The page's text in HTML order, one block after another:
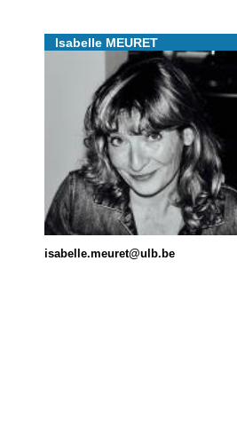
Isabelle MEURET
isabelle.meuret@ulb.be